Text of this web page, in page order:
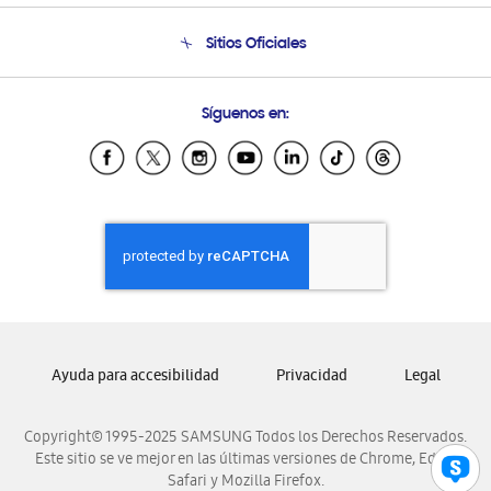
Condiciones de Compra
Soporte vía eMail
Sitios Oficiales
Samsung Ecuador
Samsung El Salvador
Samsung Honduras
Samsung Nicaragua
Samsung Panamá
Samsung Venezuela
Síguenos en:
Copyright© 1995-2025 SAMSUNG Todos los Derechos Reservados.
Este sitio se ve mejor en las últimas versiones de Chrome, Edge,
Safari y Mozilla Firefox.
Ayuda para accesibilidad Privacidad Legal